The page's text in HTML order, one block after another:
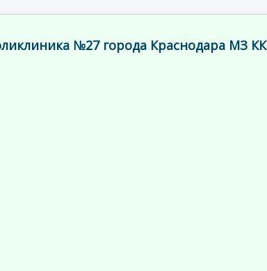
№27 города Краснодара МЗ КК